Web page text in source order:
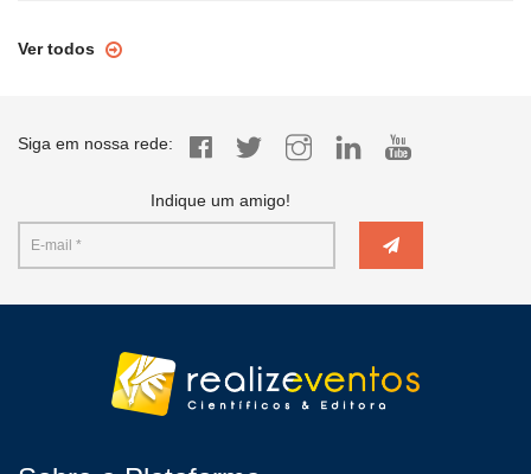
Ver todos
Siga em nossa rede:
Indique um amigo!